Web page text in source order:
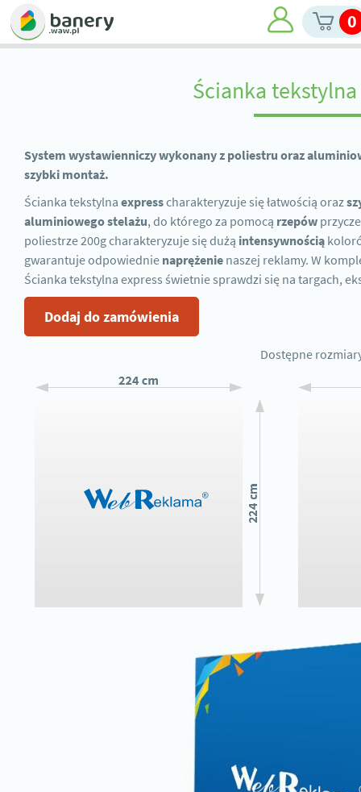
0
Ścianka
System wystawienniczy wykonany z poliestru oraz
szybki montaż.
Ścianka tekstylna expresscharakteryzuje się łatwością oraz
aluminiowego stelażu, do którego za pomocą rzepów
poliestrze 200g charakteryzuje się dużą intensywnością
gwarantuje odpowiednie naprężenie naszej reklamy. W
Ścianka tekstylna express świetnie sprawdzi się na targach,
Dodaj do zamówienia
Dostępne